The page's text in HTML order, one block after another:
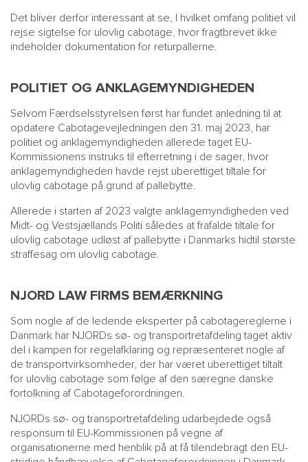
Det bliver derfor interessant at se, I hvilket omfang politiet vil
rejse sigtelse for ulovlig cabotage, hvor fragtbrevet ikke
indeholder dokumentation for returpallerne.
POLITIET OG ANKLAGEMYNDIGHEDEN
Selvom Færdselsstyrelsen først har fundet anledning til at
opdatere Cabotagevejledningen den 31. maj 2023, har
politiet og anklagemyndigheden allerede taget EU-
Kommissionens instruks til efterretning i de sager, hvor
anklagemyndigheden havde rejst uberettiget tiltale for
ulovlig cabotage på grund af pallebytte.
Allerede i starten af 2023 valgte anklagemyndigheden ved
Midt- og Vestsjællands Politi således at frafalde tiltale for
ulovlig cabotage udløst af pallebytte i Danmarks hidtil største
straffesag om ulovlig cabotage.
NJORD LAW FIRMS BEMÆRKNING
Som nogle af de ledende eksperter på cabotagereglerne i
Danmark har NJORDs sø- og transportretafdeling taget aktiv
del i kampen for regelafklaring og repræsenteret nogle af
de transportvirksomheder, der har været uberettiget tiltalt
for ulovlig cabotage som følge af den særegne danske
fortolkning af Cabotageforordningen.
NJORDs sø- og transportretafdeling udarbejdede også
responsum til EU-Kommissionen på vegne af
organisationerne med henblik på at få tilendebragt den EU-